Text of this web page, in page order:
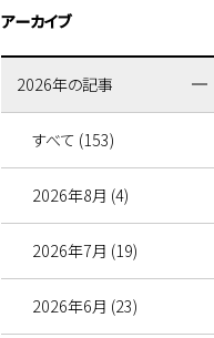
アーカイブ
2026年の記事
すべて (153)
2026年8月 (4)
2026年7月 (19)
2026年6月 (23)